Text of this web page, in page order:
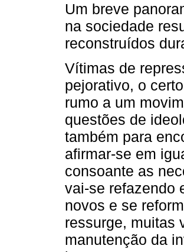
Um breve
na sociedade
reconstruídos
Vítimas de
pejorativo, o
rumo a um
questões de
também para
afirmar-se em
consoante as
vai-se refazendo
novos e se
ressurge, muitas
manutenção da